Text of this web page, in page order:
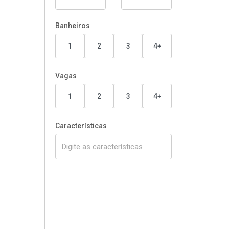
Banheiros
1 2 3 4+
Vagas
1 2 3 4+
Características